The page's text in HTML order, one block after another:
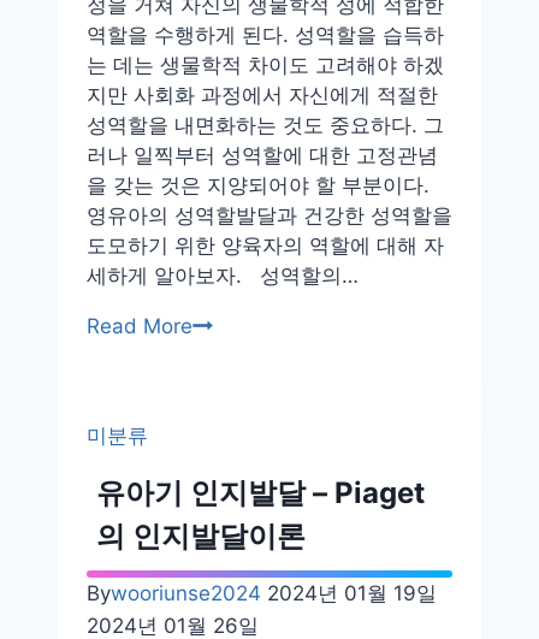
역할을 수행하게 된다. 성역할을 습득하
는 데는 생물학적 차이도 고려해야 하겠
지만 사회화 과정에서 자신에게 적절한
성역할을 내면화하는 것도 중요하다. 그
러나 일찍부터 성역할에 대한 고정관념
을 갖는 것은 지양되어야 할 부분이다.
영유아의 성역할발달과 건강한 성역할을
도모하기 위한 양육자의 역할에 대해 자
세하게 알아보자. 성역할의…
Read More영
할
발
달
미분류
유아기 인지발달 – Piaget
의 인지발달이론
Bywooriunse2024 2024년 01월 19일
2024년 01월 26일